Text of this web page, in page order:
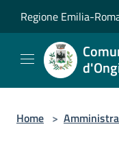
Regione Emilia-
Home >